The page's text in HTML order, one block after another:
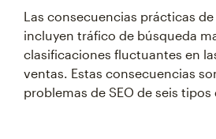
Las consecuencias prácticas
incluyen tráfico de búsqueda
clasificaciones fluctuantes en
ventas. Estas consecuencias
problemas de SEO de seis